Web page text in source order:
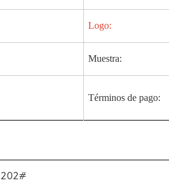
Logo:
Muestra:
Términos de pago:
202#